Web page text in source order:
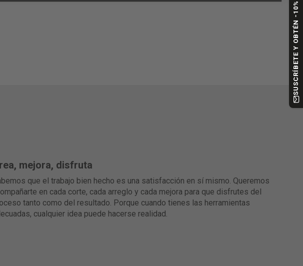
mejora, disfruta
que el trabajo bien hecho es una satisfacción en sí mismo. Queremos
en cada corte, cada arreglo y cada mejora para que disfrutes del
tanto como del resultado. Porque cuando tienes las herramientas
cualquier idea puede hacerse realidad.
SUSCRÍBETE Y OBTÉN -10%